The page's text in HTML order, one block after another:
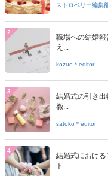
ストロベリー編集
2
職場への結婚
え...
kozue＊editor
3
結婚式の引き
徹...
satoko＊editor
4
結婚式におけ
ト...